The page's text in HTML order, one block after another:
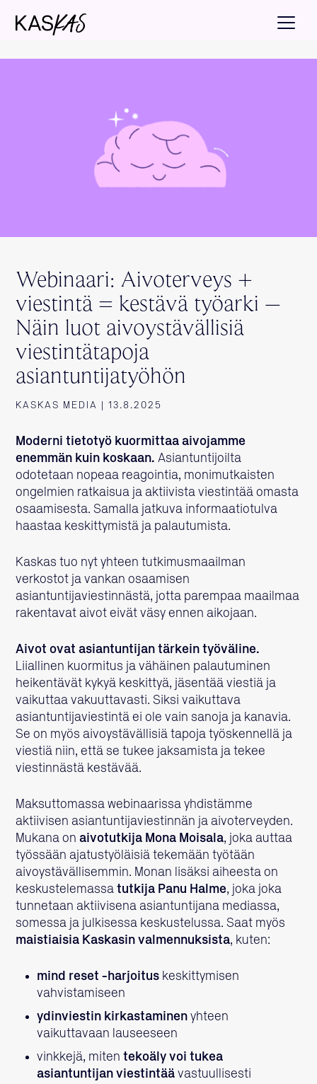
Webinaari: Aivoterveys +
viestintä = kestävä työarki –
Näin luot aivoystävällisiä
viestintätapoja
asiantuntijatyöhön
KASKAS MEDIA | 13.8.2025
Moderni tietotyö kuormittaa aivojamme
enemmän kuin koskaan. Asiantuntijoilta
odotetaan nopeaa reagointia, monimutkaisten
ongelmien ratkaisua ja aktiivista viestintää omasta
osaamisesta. Samalla jatkuva informaatiotulva
haastaa keskittymistä ja palautumista.
Kaskas tuo nyt yhteen tutkimusmaailman
verkostot ja vankan osaamisen
asiantuntijaviestinnästä, jotta parempaa maailmaa
rakentavat aivot eivät väsy ennen aikojaan.
Aivot ovat asiantuntijan tärkein työväline.
Liiallinen kuormitus ja vähäinen palautuminen
heikentävät kykyä keskittyä, jäsentää viestiä ja
vaikuttaa vakuuttavasti. Siksi vaikuttava
asiantuntijaviestintä ei ole vain sanoja ja kanavia.
Se on myös aivoystävällisiä tapoja työskennellä ja
viestiä niin, että se tukee jaksamista ja tekee
viestinnästä kestävää.
Maksuttomassa webinaarissa yhdistämme
aktiivisen asiantuntijaviestinnän ja aivoterveyden.
Mukana onaivotutkija Mona Moisala, joka auttaa
työssään ajatustyöläisiä tekemään työtään
aivoystävällisemmin. Monan lisäksi aiheesta on
keskustelemassatutkija Panu Halme, joka joka
tunnetaan aktiivisena asiantuntijana mediassa,
somessa ja julkisessa keskustelussa. Saat myös
maistiaisia Kaskasin valmennuksista, kuten:
mind reset -harjoitus keskittymisen
vahvistamiseen
ydinviestin kirkastaminen yhteen
vaikuttavaan lauseeseen
vinkkejä, mitentekoäly voi tukea
asiantuntijan viestintää vastuullisesti